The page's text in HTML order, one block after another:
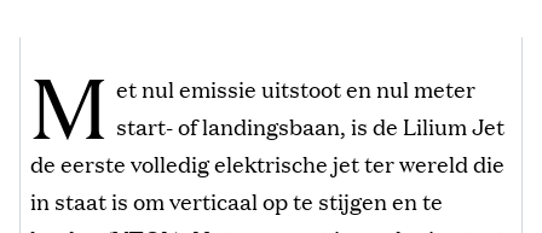
M et nul emissie uitstoot en nul meter
start- of landingsbaan, is de Lilium Jet
de eerste volledig elektrische jet ter wereld die
in staat is om verticaal op te stijgen en te